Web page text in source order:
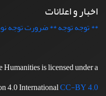
اخبار و اعلانات
** توجه توجه ** ضرورت توجه
is licensed under a
4.0 InternationalCC-BY 4.0